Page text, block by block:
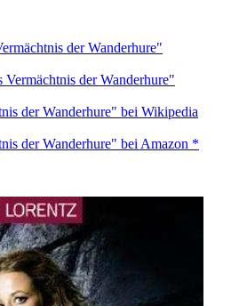
der Wanderhure"
der Wanderhure"
der Wanderhure" bei Wikipedia
der Wanderhure" bei Amazon *